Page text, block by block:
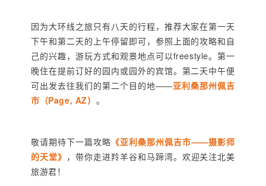
因为大环线之旅只有八天的行程，推荐大家在第一天
下午和第二天的上午停留即可，参照上面的攻略和自
己的兴趣，游玩方式和观景地点可以freestyle。第一
晚住在提前订好的园内或园外的宾馆。第二天中午便
可出发去往我们的第二个目的地——亚利桑那州佩吉
市（Page, AZ） 。
敬请期待下一篇攻略 《亚利桑那州佩吉市——摄影师
的天堂》 ， 带你走进羚羊谷和马蹄湾。 欢迎关注北美
旅游君！